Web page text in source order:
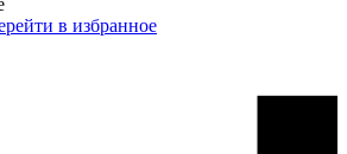
в избранное